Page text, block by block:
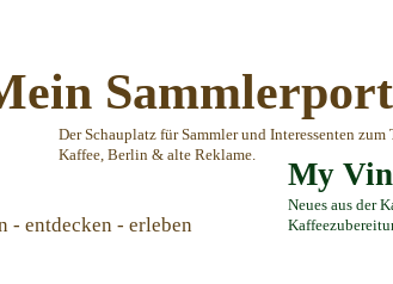
Der Schauplatz für Sammler und Interessenten zum
Kaffee, Berlin & alte Reklame.
My
Neues aus der
- entdecken - erleben